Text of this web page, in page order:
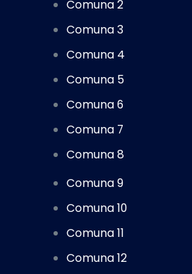
Comuna 2
Comuna 3
Comuna 4
Comuna 5
Comuna 6
Comuna 7
Comuna 8
Comuna 9
Comuna 10
Comuna 11
Comuna 12